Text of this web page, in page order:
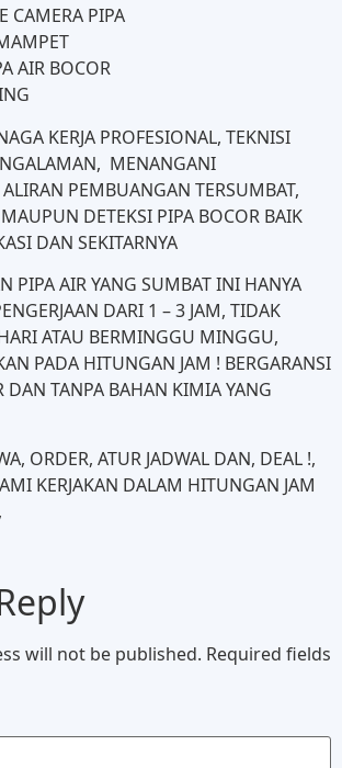
CAMERA PIPA
AIR BOCOR
KERJA PROFESIONAL, TEKNISI
MENANGANI
PEMBUANGAN TERSUMBAT,
DETEKSI PIPA BOCOR BAIK
DAN SEKITARNYA
PIPA AIR YANG SUMBAT INI HANYA
DARI 1 – 3 JAM, TIDAK
ATAU BERMINGGU MINGGU,
PADA HITUNGAN JAM ! BERGARANSI
DAN TANPA BAHAN KIMIA YANG
ORDER, ATUR JADWAL DAN, DEAL !,
KERJAKAN DALAM HITUNGAN JAM
will not be published. Required fields